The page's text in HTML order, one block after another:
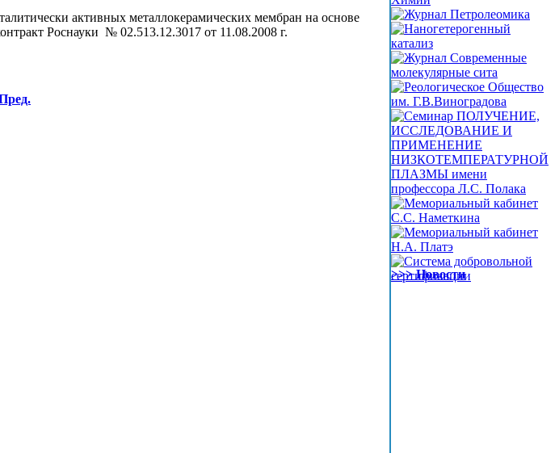
активных металлокерамических мембран на основе
Роснауки № 02.513.12.3017 от 11.08.2008 г.
>>> Новости